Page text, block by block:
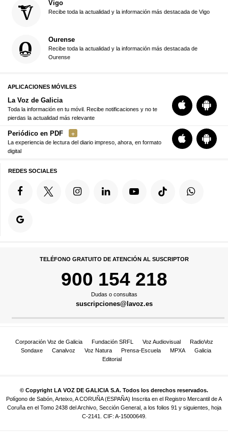
Vigo
Recibe toda la actualidad y la información más destacada de Vigo
Ourense
Recibe toda la actualidad y la información más destacada de
Ourense
APLICACIONES MÓVILES
La Voz de Galicia
Toda la información en tu móvil. Recibe notificaciones y no te
pierdas la actualidad más relevante
Periódico en PDF
La experiencia de lectura del diario impreso, ahora, en formato
digital
REDES SOCIALES
TELÉFONO GRATUITO DE ATENCIÓN AL SUSCRIPTOR
900 154 218
Dudas o consultas
suscripciones@lavoz.es
Corporación Voz de Galicia Fundación SRFL Voz Audiovisual
RadioVoz
Sondaxe
Canalvoz Voz Natura Prensa-Escuela MPXA
Galicia
Editorial
© Copyright LA VOZ DE GALICIA S.A. Todos los derechos reservados.
Polígono de Sabón, Arteixo, A CORUÑA (ESPAÑA) Inscrita en el Registro Mercantil de A
Coruña en el Tomo 2438 del Archivo, Sección General, a los folios 91 y siguientes, hoja
C-2141. CIF: A-15000649.